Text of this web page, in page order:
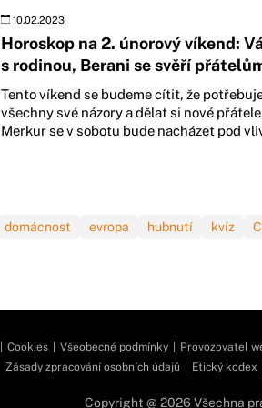
10.02.2023
Horoskop na 2. únorový víkend:
s rodinou, Berani se svěří
Tento víkend se budeme cítit, že
všechny své názory a dělat si nové
Merkur se v sobotu bude nacházet pod
domácnost evropa hubnutí kvíz
Cookies Všeobecné podmínky Provozovatel
Zásady zpracování osobních údajů
Etický kodex
Copyright @ 2026 Všechna